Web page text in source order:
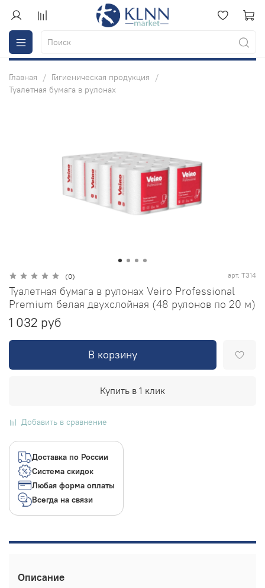
Главная
Гигиеническая продукция
Туалетная бумага в рулонах
(0) арт. T314
Туалетная бумага в рулонах Veiro Professional
Premium белая двухслойная (48 рулонов по 20 м)
1 032 руб
В корзину
Купить в 1 клик
Добавить в сравнение
Доставка по России
Система скидок
Любая форма оплаты
Всегда на связи
Описание